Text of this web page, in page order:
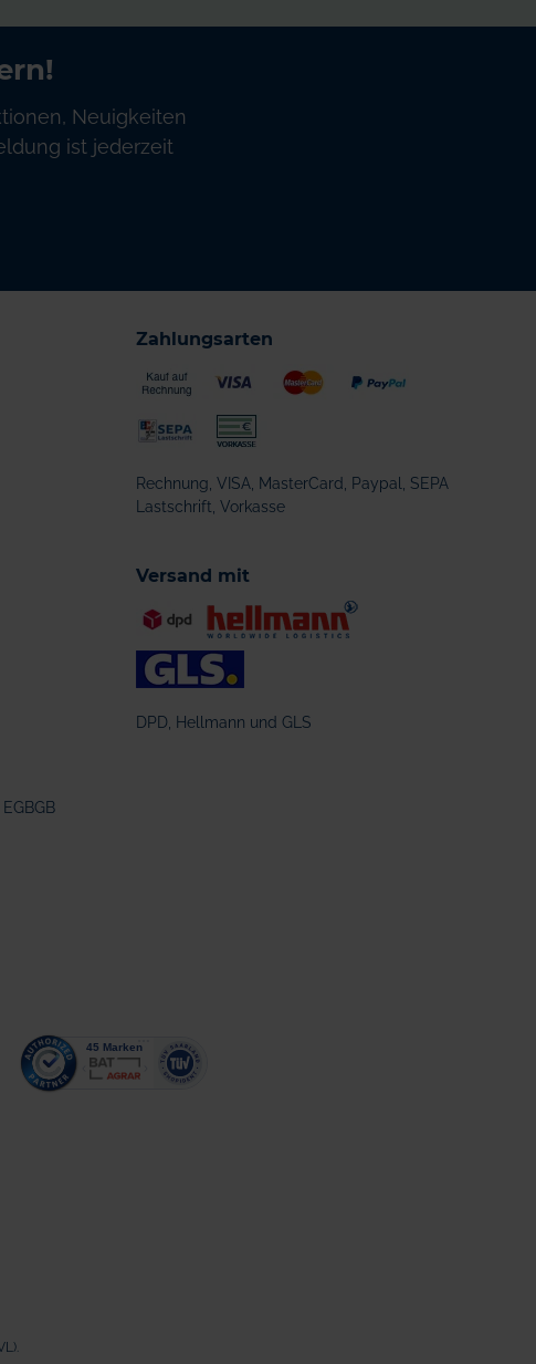
Neuigkeiten
ist jederzeit
Zahlungsarten
Rechnung, VISA, MasterCard, Paypal, SEPA
Lastschrift, Vorkasse
Versand mit
DPD, Hellmann und GLS